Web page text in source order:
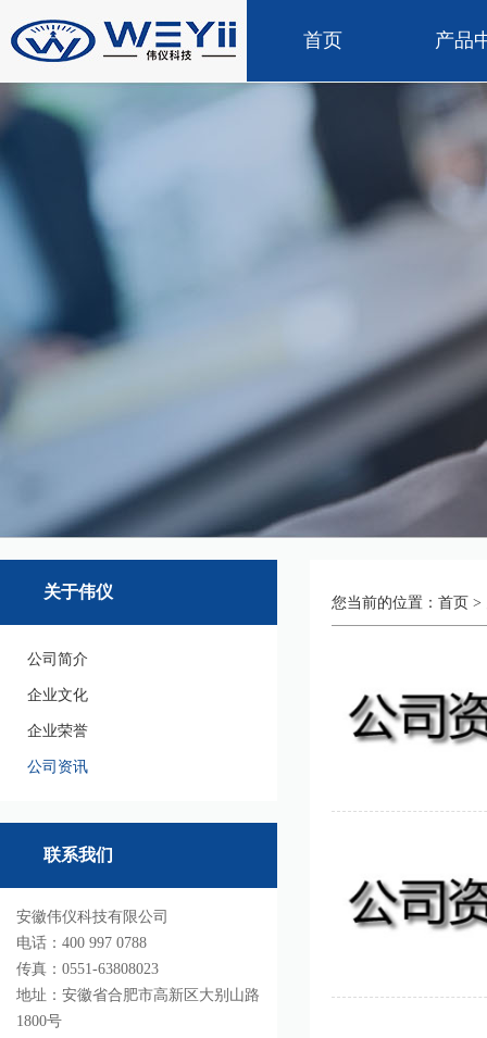
首页 产品
关于伟仪
公司简介
企业文化
企业荣誉
公司资讯
联系我们
安徽伟仪科技有限公司
电话：400 997 0788
传真：0551-63808023
地址：安徽省合肥市高新区大别山路
1800号
您当前的位置： 首页 >